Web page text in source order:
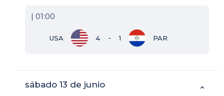
| 01:00
USA 4 - 1 PAR
sábado 13 de junio ⌃